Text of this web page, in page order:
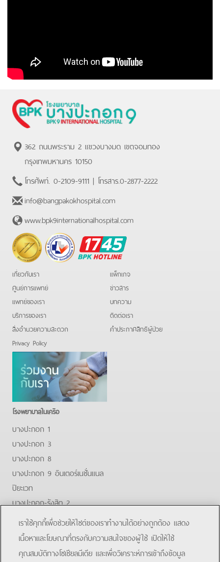
362 ถนนพระราม 2 แขวงบางมด เขตจอมทอง
กรุงเทพมหานคร 10150
โทรศัพท์. 0-2109-9111 | โทรสาร.0-2877-2222
info@bangpakokhospital.com
www.bpk9internationalhospital.com
BPK
Hotline
เกี่ยวกับเรา
ศูนย์การแพทย์
แพทย์ของเรา
บริการของเรา
สิ่งอำนวยความสะดวก
Privacy Policy
แพ็กเกจ
ข่าวสาร
บทความ
ติดต่อเรา
คําประกาศสิทธิผู้ป่วย
โรงพยาบาลในเครือ
บางปะกอก 1
บางปะกอก 3
บางปะกอก 8
บางปะกอก 9 อินเตอร์เนชั่นแนล
ปิยะเวท
บางปะกอก-รังสิต 2
บางปะกอกสมุทรปราการ
FacebookYoutubeLine
เราใช้คุกกี้เพื่อช่วยให้ไซต์ของเราทำงานได้อย่างถูกต้อง แสดง
เนื้อหาและโฆษณาที่ตรงกับความสนใจของผู้ใช้ เปิดให้ใช้
คุณสมบัติทางโซเชียลมีเดีย และเพื่อวิเคราะห์การเข้าถึงข้อมูล